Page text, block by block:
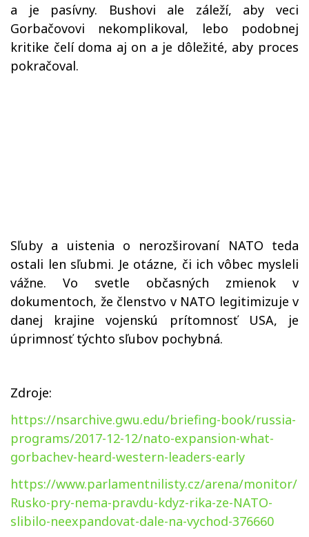
a je pasívny. Bushovi ale záleží, aby veci
Gorbačovovi nekomplikoval, lebo podobnej
kritike čelí doma aj on a je dôležité, aby proces
pokračoval.
Sľuby a uistenia o nerozširovaní NATO teda
ostali len sľubmi. Je otázne, či ich vôbec mysleli
vážne. Vo svetle občasných zmienok v
dokumentoch, že členstvo v NATO legitimizuje v
danej krajine vojenskú prítomnosť USA, je
úprimnosť týchto sľubov pochybná.
Zdroje:
https://nsarchive.gwu.edu/briefing-book/russia-
programs/2017-12-12/nato-expansion-what-
gorbachev-heard-western-leaders-early
https://www.parlamentnilisty.cz/arena/monitor/
Rusko-pry-nema-pravdu-kdyz-rika-ze-NATO-
slibilo-neexpandovat-dale-na-vychod-376660